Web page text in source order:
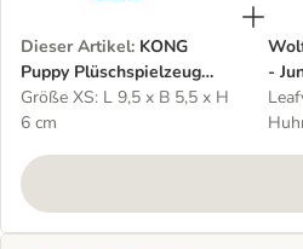
Dieser Artikel: KONG
Puppy Plüschspielzeug
HedgeHug
Größe XS: L 9,5 x B 5,5 x H
6 cm
-